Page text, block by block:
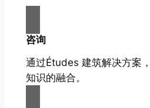
咨询
通过Études 建筑解决方案
知识的融合。